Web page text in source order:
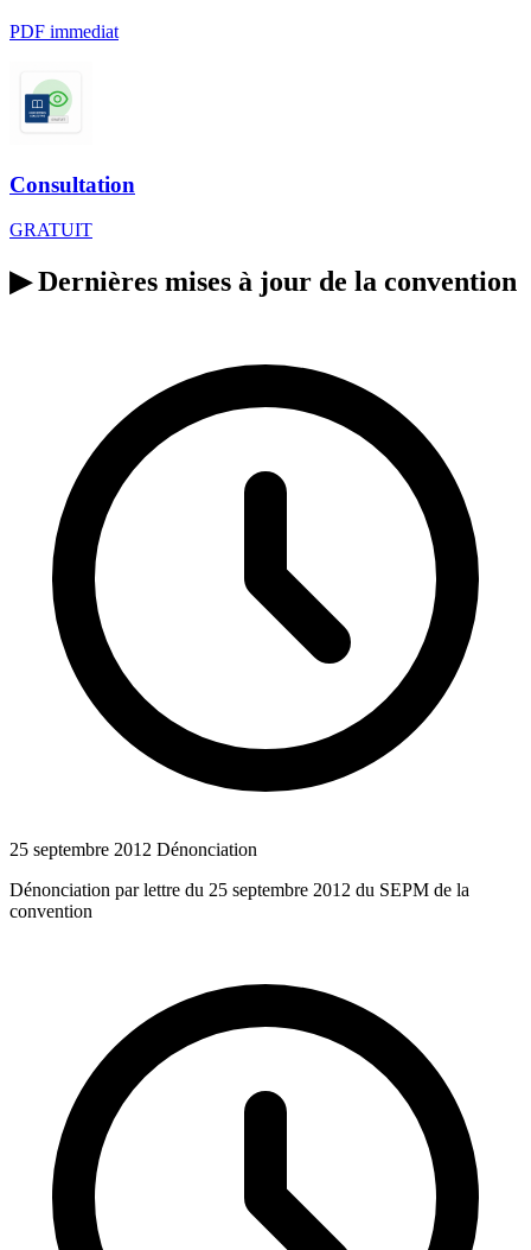
PDF immediat
Consultation
GRATUIT
▶Dernières mises à jour de la convention
25 septembre 2012 Dénonciation
Dénonciation par lettre du 25 septembre 2012 du SEPM de la
convention